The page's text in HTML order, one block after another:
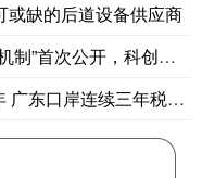
或缺的后道设备供应商
次公开，科创医药ETF
岸连续三年税款减让大